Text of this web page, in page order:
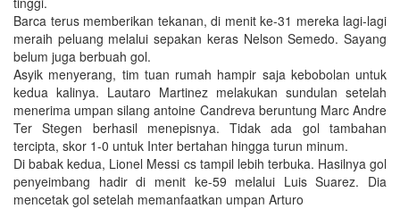
Barca terus memberikan tekanan, di menit ke-31 mereka lagi-lagi
meraih peluang melalui sepakan keras Nelson Semedo. Sayang
belum juga berbuah gol.
Asyik menyerang, tim tuan rumah hampir saja kebobolan untuk
kedua kalinya. Lautaro Martinez melakukan sundulan setelah
menerima umpan silang antoine Candreva beruntung Marc Andre
Ter Stegen berhasil menepisnya. Tidak ada gol tambahan
tercipta, skor 1-0 untuk Inter bertahan hingga turun minum.
Di babak kedua, Lionel Messi cs tampil lebih terbuka. Hasilnya gol
penyeimbang hadir di menit ke-59 melalui Luis Suarez. Dia
mencetak gol setelah memanfaatkan umpan Arturo